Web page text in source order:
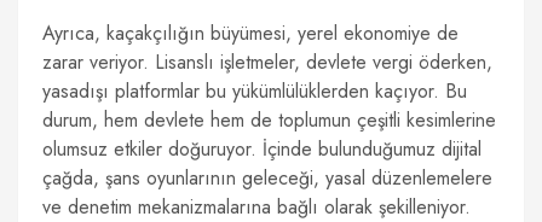
Ayrıca, kaçakçılığın büyümesi, yerel ekonomiye de
zarar veriyor. Lisanslı işletmeler, devlete vergi öderken,
yasadışı platformlar bu yükümlülüklerden kaçıyor. Bu
durum, hem devlete hem de toplumun çeşitli kesimlerine
olumsuz etkiler doğuruyor. İçinde bulunduğumuz dijital
çağda, şans oyunlarının geleceği, yasal düzenlemelere
ve denetim mekanizmalarına bağlı olarak şekilleniyor.